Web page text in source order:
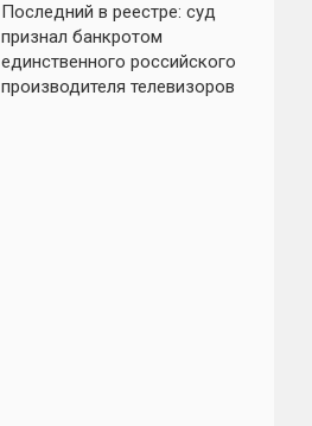
Последний в реестре: суд
признал банкротом
единственного российского
производителя телевизоров